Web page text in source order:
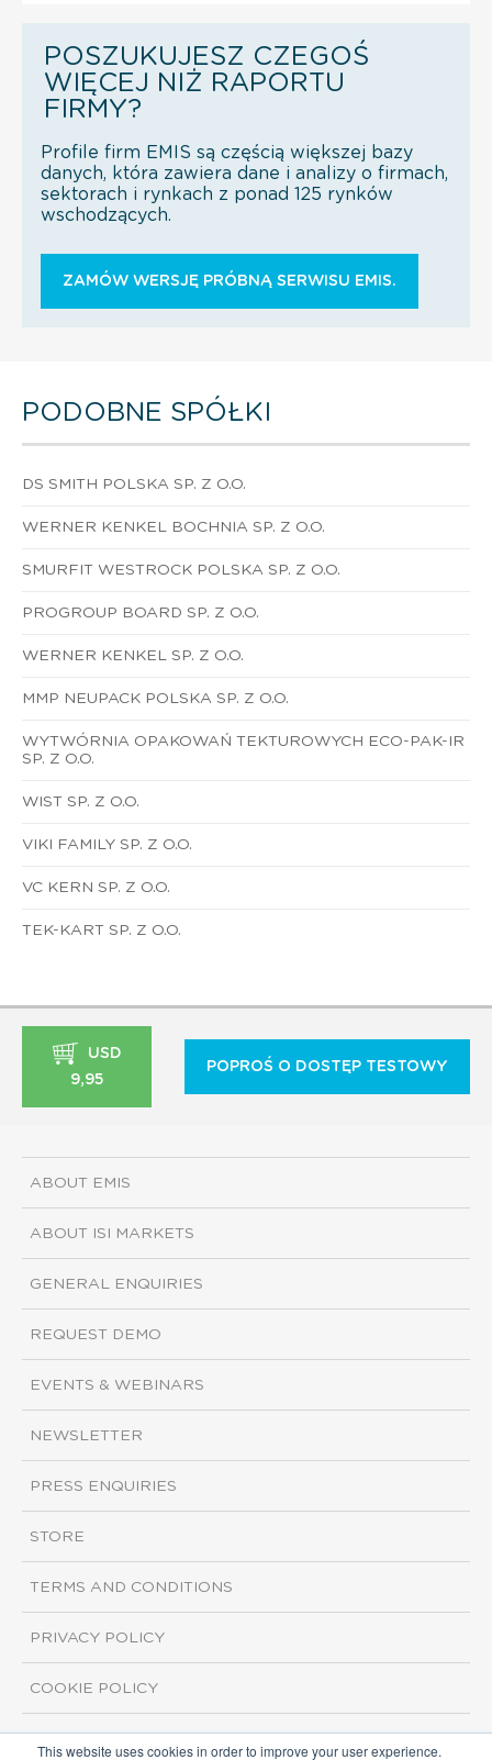
This website uses cookies in order to improve your user experience.
POSZUKUJESZ CZEGOŚ
WIĘCEJ NIŻ RAPORTU
FIRMY?
Profile firm EMIS są częścią większej bazy
danych, która zawiera dane i analizy o firmach,
sektorach i rynkach z ponad 125 rynków
wschodzących.
ZAMÓW WERSJĘ PRÓBNĄ SERWISU EMIS.
PODOBNE SPÓŁKI
DS SMITH POLSKA SP. Z O.O.
WERNER KENKEL BOCHNIA SP. Z O.O.
SMURFIT WESTROCK POLSKA SP. Z O.O.
PROGROUP BOARD SP. Z O.O.
WERNER KENKEL SP. Z O.O.
MMP NEUPACK POLSKA SP. Z O.O.
WYTWÓRNIA OPAKOWAŃ TEKTUROWYCH ECO-PAK-IR
SP. Z O.O.
WIST SP. Z O.O.
VIKI FAMILY SP. Z O.O.
VC KERN SP. Z O.O.
TEK-KART SP. Z O.O.
USD
9,95
POPROŚ O DOSTĘP TESTOWY
ABOUT EMIS
ABOUT ISI MARKETS
GENERAL ENQUIRIES
REQUEST DEMO
EVENTS & WEBINARS
NEWSLETTER
PRESS ENQUIRIES
STORE
TERMS AND CONDITIONS
PRIVACY POLICY
COOKIE POLICY